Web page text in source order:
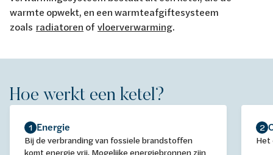
warmte opwekt, en een warmteafgiftesysteem
zoals radiatoren of vloerverwarming.
Hoe werkt een ketel?
1 Energie
Bij de verbranding van fossiele brandstoffen
komt energie vrij. Mogelijke energiebronnen zijn
2
Het